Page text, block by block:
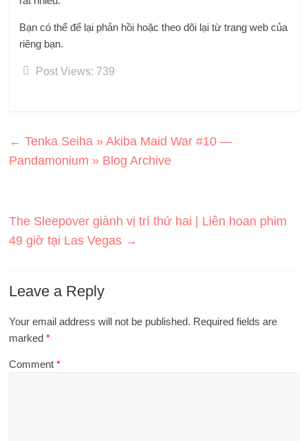
Bạn có thể để lại phản hồi hoặc theo dõi lại từ trang web của
riêng bạn.
Post Views: 739
← Tenka Seiha » Akiba Maid War #10 —
Pandamonium » Blog Archive
The Sleepover giành vị trí thứ hai | Liên hoan phim
49 giờ tại Las Vegas →
Leave a Reply
Your email address will not be published. Required fields are
marked*
Comment*